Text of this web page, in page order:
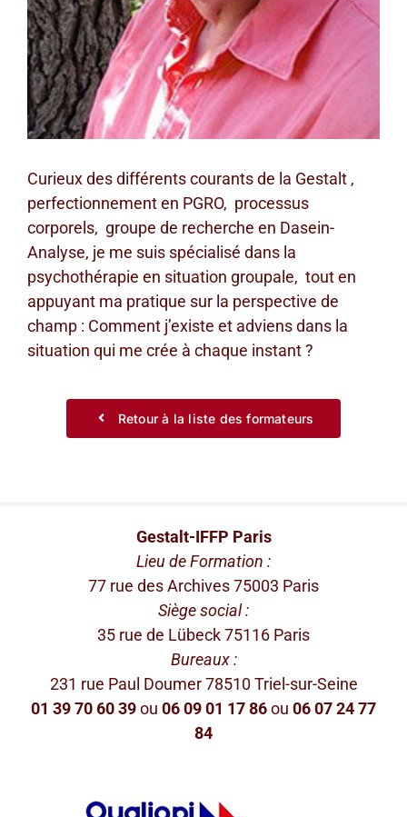
Curieux des différents courants de la Gestalt ,
perfectionnement en PGRO, processus
corporels, groupe de recherche en Dasein-
Analyse, je me suis spécialisé dans la
psychothérapie en situation groupale, tout en
appuyant ma pratique sur la perspective de
champ : Comment j’existe et adviens dans la
situation qui me crée à chaque instant ?
Retour à la liste des formateurs
Gestalt-IFFP Paris
Lieu de Formation :
77 rue des Archives 75003 Paris
Siège social :
35 rue de Lübeck 75116 Paris
Bureaux :
231 rue Paul Doumer 78510 Triel-sur-Seine
01 39 70 60 39ou 06 09 01 17 86ou 06 07 24 77
84